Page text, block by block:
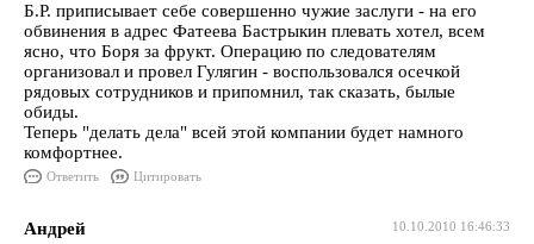
Б.Р. приписывает себе совершенно чужие заслуги - на его
обвинения в адрес Фатеева Бастрыкин плевать хотел, всем
ясно, что Боря за фрукт. Операцию по следователям
организовал и провел Гулягин - воспользовался осечкой
рядовых сотрудников и припомнил, так сказать, былые
обиды.
Теперь "делать дела" всей этой компании будет намного
комфортнее.
Ответить Цитировать
10.10.2010 16:46:33
Андрей